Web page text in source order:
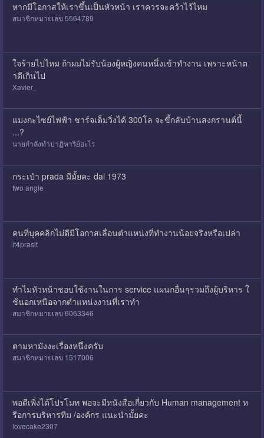
หากมีโอกาสให้เราขึ้นเป็นหัวหน้า เราควรจะคว้าไว้ไหม
สมาชิกหมายเลข 5564789
ใจร้ายไปไหม ถ้าผมไม่รับน้องผู้หญิงคนหนึ่งเข้าทำงาน เพราะหน้าต
าดีเกินไป
Xavier_
แมงกะไซย์ไฟฟ้า ชาร์จเต็มวิ่งได้ 300โล จะขี้กลับบ้านสงกรานต์นี้
...?
นายกำลังทำปาฏิหาริย์อะไร
กระเป๋า prada มีมั้ยคะ dal 1973
two angle
คนที่บุคคลิกไม่ดีมีโอกาสเลื่อนตำแหน่งที่ทำงานน้อยจริงหรือเปล่า
it4prasit
ทำไมหัวหน้าชอบใช้งานในการ service แผนกอื่นๆรวมถึงผู้บริหาร ใ
ช้นอกเหนือจากตำแหน่งงานที่เราทำ
สมาชิกหมายเลข 6063346
ตามหามังงะเรื่องหนึ่งครับ
สมาชิกหมายเลข 1517006
พอดีเพิ่งได้โปรโมท พอจะมีหนังสือเกี่ยวกับ Human management ห
รือการบริหารทีม /องค์กร แนะนำมั้ยคะ
lovecake2307